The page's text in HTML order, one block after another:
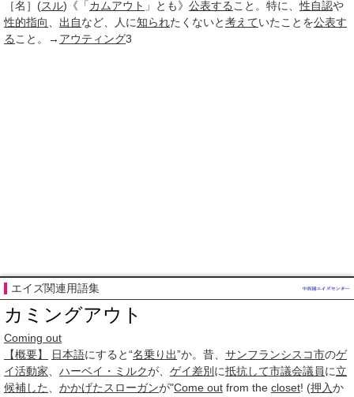
［名］ (スル) 《「カムアウト 」とも》 公表する こと。特に、性自認や
性的指向
出自など、人に知られたくないと考えていたことを公表す
る こと。→ アウティング3
エイズ関連用語集
カミングアウト
Coming out
【概要】
日本語にすると“名乗り出”か。昔、 サンフランシスコ市のゲ
イ活動家 ハーベイ・ミルクが、 ゲイ差別 に抵抗して市議会議員に立
候補した
かかげた スローガンが"Come out from the closet! (押入か